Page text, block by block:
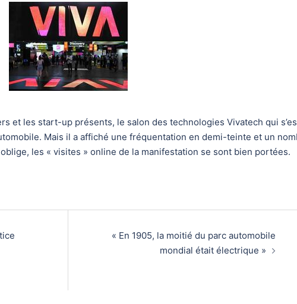
et les start-up présents, le salon des technologies Vivatech qui
Mais il a affiché une fréquentation en demi-teinte et un
les « visites » online de la manifestation se sont bien portées.
« En 1905, la moitié du parc automobile
mondial était électrique »